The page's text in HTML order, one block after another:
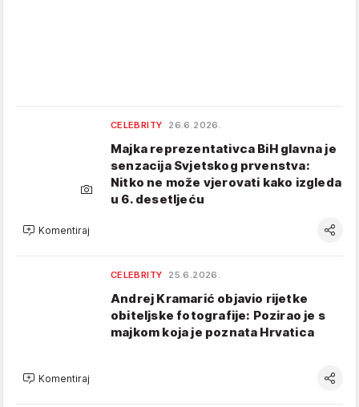
CELEBRITY 26.6.2026.
Majka reprezentativca BiH glavna je
senzacija Svjetskog prvenstva:
Nitko ne može vjerovati kako izgleda
u 6. desetljeću
Komentiraj
CELEBRITY 25.6.2026.
Andrej Kramarić objavio rijetke
obiteljske fotografije: Pozirao je s
majkom koja je poznata Hrvatica
Komentiraj